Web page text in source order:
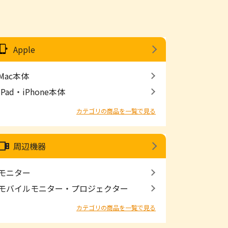
Apple
本体
・iPhone本体
カテゴリの商品を一覧で見る
周辺機器
ニター
バイルモニター・プロジェクター
カテゴリの商品を一覧で見る